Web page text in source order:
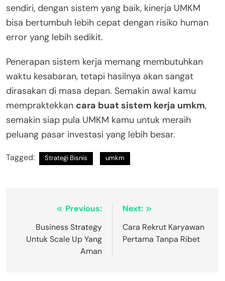
sendiri, dengan sistem yang baik, kinerja UMKM
bisa bertumbuh lebih cepat dengan risiko human
error yang lebih sedikit.
Penerapan sistem kerja memang membutuhkan
waktu kesabaran, tetapi hasilnya akan sangat
dirasakan di masa depan. Semakin awal kamu
mempraktekkan cara buat sistem kerja umkm,
semakin siap pula UMKM kamu untuk meraih
peluang pasar investasi yang lebih besar.
Tagged: Strategi Bisnis umkm
navigation
Previous:
Business Strategy
Untuk Scale Up Yang
Aman
Next:
Cara Rekrut Karyawan
Pertama Tanpa Ribet